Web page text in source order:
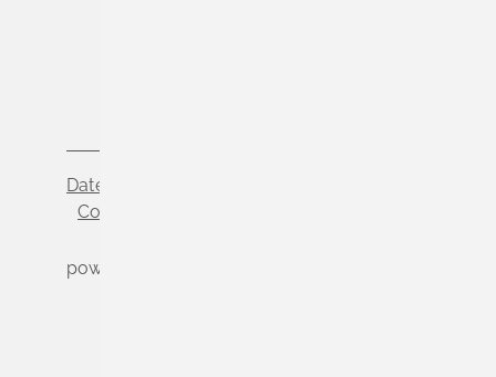
Datenschutz
Cookie-Einstellungen
powered by